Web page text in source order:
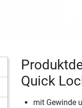
Quick
mit Gewinde